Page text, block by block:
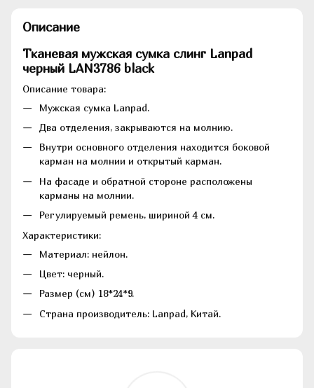
Описание
Тканевая мужская сумка слинг Lanpad
черный LAN3786 black
Описание товара:
Мужская сумка Lanpad.
Два отделения, закрываются на молнию.
Внутри основного отделения находится боковой
карман на молнии и открытый карман.
На фасаде и обратной стороне расположены
карманы на молнии.
Регулируемый ремень, шириной 4 см.
Характеристики:
Материал: нейлон.
Цвет: черный.
Размер (см) 18*24*9.
Страна производитель: Lanpad, Китай.